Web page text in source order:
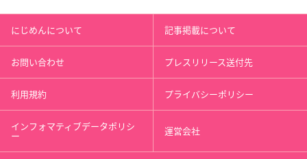
にじめんについて 記事掲載について
お問い合わせ プレスリリース送付先
利用規約 プライバシーポリシー
インフォマティブデータポリシ
ー 運営会社